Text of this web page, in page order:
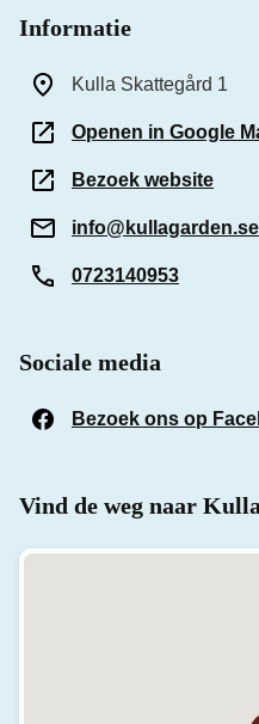
Informatie
Kulla Skattegård 1
Openen in Google
Bezoek website
info@kullagarden.se
0723140953
Sociale media
Bezoek ons op
Vind de weg naar